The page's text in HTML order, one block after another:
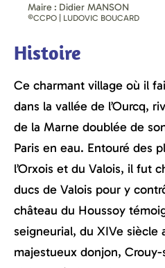
Maire : Didier MANSON
©CCPO | LUDOVIC BOUCARD
Histoire
Ce charmant village où il
dans la vallée de l’Ourcq,
de la Marne doublée de
Paris en eau. Entouré des
l’Orxois et du Valois, il fut
ducs de Valois pour y
château du Houssoy
seigneurial, du XIVe siècle
majestueux donjon,